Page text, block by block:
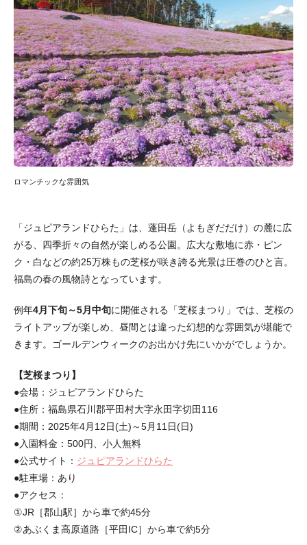
ロマンチックな雰囲気
「ジュピアランドひらた」は、蓬田岳（よもぎだだけ）の麓に広
がる、四季折々の自然が楽しめる公園。広大な敷地に赤・ピン
ク・白などの約25万株もの芝桜が咲き誇る光景は圧巻のひと言。
福島の春の風物詩となっています。
例年4月下旬～5月中旬に開催される「芝桜まつり」では、芝桜の
ライトアップが楽しめ、昼間とは違った幻想的な雰囲気が堪能で
きます。ゴールデンウィークのお出かけ先にいかがでしょうか。
【芝桜まつり】
●会場：ジュピアランドひらた
●住所：福島県石川郡平田村大字永田字切田116
●期間：2025年4月12日(土)～5月11日(日)
●入園料金：500円、小人無料
●公式サイト： ジュピアランドひらた
●駐車場：あり
●アクセス：
①JR［郡山駅］から車で約45分
②あぶくま高原道路［平田IC］から車で約5分